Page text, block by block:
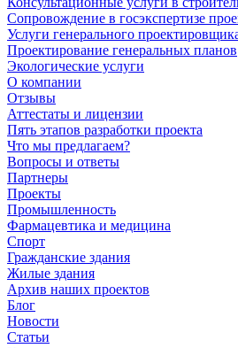
Сопровождение в госэкспертизе
Услуги генерального
Проектирование генеральных планов
Экологические услуги
О компании
Отзывы
Аттестаты и лицензии
Пять этапов разработки проекта
Что мы предлагаем?
Вопросы и ответы
Партнеры
Проекты
Промышленность
Фармацевтика и медицина
Спорт
Гражданские здания
Жилые здания
Архив наших проектов
Блог
Новости
Статьи